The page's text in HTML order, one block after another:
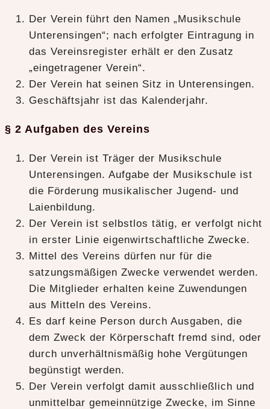
Der Verein führt den Namen „Musikschule
Unterensingen“; nach erfolgter Eintragung in
das Vereinsregister erhält er den Zusatz
„eingetragener Verein“.
Der Verein hat seinen Sitz in Unterensingen.
Geschäftsjahr ist das Kalenderjahr.
§ 2 Aufgaben des Vereins
Der Verein ist Träger der Musikschule
Unterensingen. Aufgabe der Musikschule ist
die Förderung musikalischer Jugend- und
Laienbildung.
Der Verein ist selbstlos tätig, er verfolgt nicht
in erster Linie eigenwirtschaftliche Zwecke.
Mittel des Vereins dürfen nur für die
satzungsmäßigen Zwecke verwendet werden.
Die Mitglieder erhalten keine Zuwendungen
aus Mitteln des Vereins.
Es darf keine Person durch Ausgaben, die
dem Zweck der Körperschaft fremd sind, oder
durch unverhältnismäßig hohe Vergütungen
begünstigt werden.
Der Verein verfolgt damit ausschließlich und
unmittelbar gemeinnützige Zwecke, im Sinne